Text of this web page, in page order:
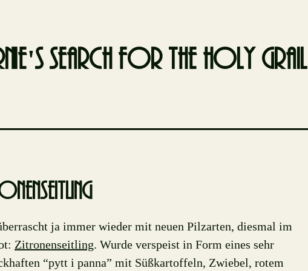
search for the holy grail
ja immer wieder mit neuen Pilzarten, diesmal im
Zitronenseitling. Wurde verspeist in Form eines sehr
“pytt i panna” mit Süßkartoffeln, Zwiebel, rotem